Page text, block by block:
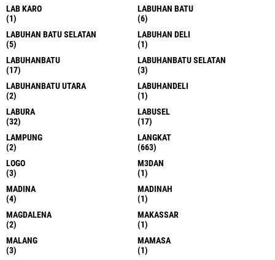
LAB KARO
(1)
LABUHAN BATU
(6)
LABUHAN BATU SELATAN
(5)
LABUHAN DELI
(1)
LABUHANBATU
(17)
LABUHANBATU SELATAN
(3)
LABUHANBATU UTARA
(2)
LABUHANDELI
(1)
LABURA
(32)
LABUSEL
(17)
LAMPUNG
(2)
LANGKAT
(663)
LOGO
(3)
M3DAN
(1)
MADINA
(4)
MADINAH
(1)
MAGDALENA
(2)
MAKASSAR
(1)
MALANG
(3)
MAMASA
(1)